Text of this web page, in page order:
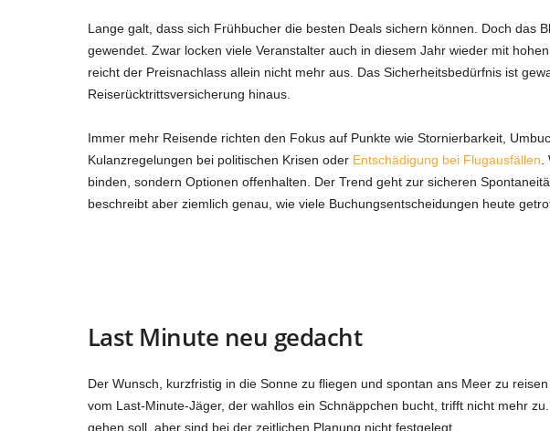
Lange galt, dass sich Frühbucher die besten Deals sichern können. Doch das
gewendet. Zwar locken viele Veranstalter auch in diesem Jahr wieder mit
reicht der Preisnachlass allein nicht mehr aus. Das Sicherheitsbedürfnis ist
Reiserücktrittsversicherung hinaus.
Immer mehr Reisende richten den Fokus auf Punkte wie Stornierbarkeit,
Kulanzregelungen bei politischen Krisen oder Entschädigung bei Flugausfällen
binden, sondern Optionen offenhalten. Der Trend geht zur sicheren
beschreibt aber ziemlich genau, wie viele Buchungsentscheidungen heute
Last Minute neu gedacht
Der Wunsch, kurzfristig in die Sonne zu fliegen und spontan ans Meer zu
vom Last-Minute-Jäger, der wahllos ein Schnäppchen bucht, trifft nicht mehr
gehen soll, aber sind bei der zeitlichen Planung nicht festgelegt.